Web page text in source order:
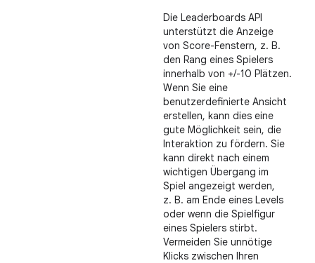
Die Leaderboards API
unterstützt die Anzeige
von Score-Fenstern, z. B.
den Rang eines Spielers
innerhalb von +/-10 Plätzen.
Wenn Sie eine
benutzerdefinierte Ansicht
erstellen, kann dies eine
gute Möglichkeit sein, die
Interaktion zu fördern. Sie
kann direkt nach einem
wichtigen Übergang im
Spiel angezeigt werden,
z. B. am Ende eines Levels
oder wenn die Spielfigur
eines Spielers stirbt.
Vermeiden Sie unnötige
Klicks zwischen Ihren